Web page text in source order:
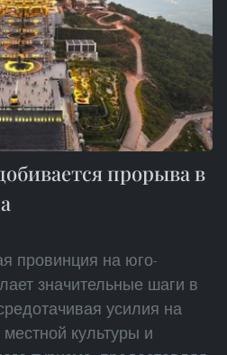
прорыва в
провинция на юго-
значительные шаги в
усилия на
культуры и